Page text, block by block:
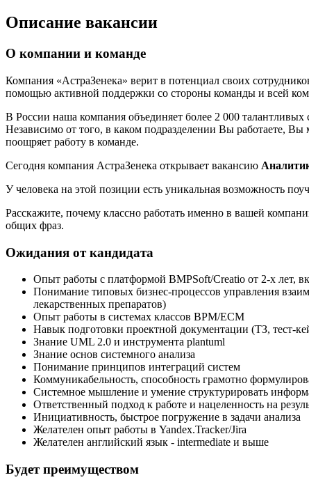
Описание вакансии
О компании и команде
Компания «АстраЗенека» верит в потенциал своих
помощью активной поддержки со стороны команды и всей
В России наша компания объединяет более 2 000
Независимо от того, в каком подразделении Вы работаете,
поощряет работу в команде.
Сегодня компания АстраЗенека открывает вакансию
У человека на этой позиции есть уникальная возможность
Расскажите, почему классно работать именно в вашей
общих фраз.
Ожидания от кандидата
Опыт работы с платформой BMPSoft/Creatio от 2-х лет,
Понимание типовых бизнес-процессов управления
лекарственных препаратов)
Опыт работы в системах классов BPM/ECM
Навык подготовки проектной документации (ТЗ, тест-
Знание UML 2.0 и инструмента plantuml
Знание основ системного анализа
Понимание принципов интеграций систем
Коммуникабельность, способность грамотно
Системное мышление и умение структурировать
Ответственный подход к работе и нацеленность на
Инициативность, быстрое погружение в задачи анализа
Желателен опыт работы в Yandex.Tracker/Jira
Желателен английский язык - intermediate и выше
Будет преимуществом